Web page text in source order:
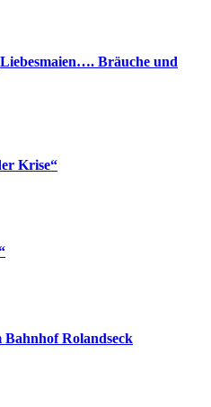
Bräuche und
Krise“
Rolandseck